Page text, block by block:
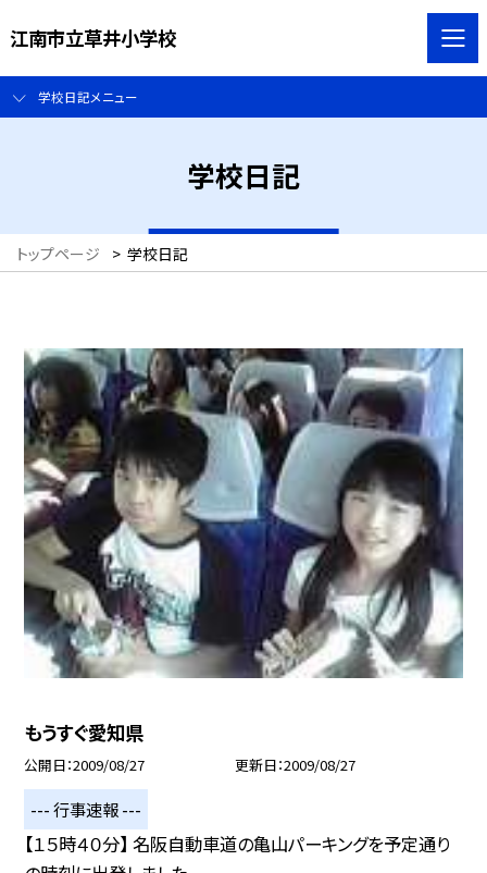
江南市立草井小学校
学校日記メニュー
学校日記
トップページ > 学校日記
もうすぐ愛知県
公開日 2009/08/27 更新日 2009/08/27
--- 行事速報 ---
【１５時４０分】 名阪自動車道の亀山パーキングを予定通り